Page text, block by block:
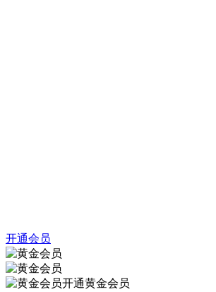
开通会员
开通黄金会员